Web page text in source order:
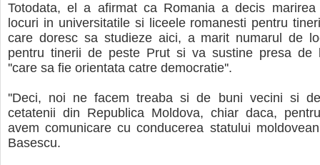
Totodata, el a afirmat ca Romania a decis marirea
locuri in universitatile si liceele romanesti pentru
care doresc sa studieze aici, a marit numarul de
pentru tinerii de peste Prut si va sustine presa de
''care sa fie orientata catre democratie''.
''Deci, noi ne facem treaba si de buni vecini si
cetatenii din Republica Moldova, chiar daca,
avem comunicare cu conducerea statului
Basescu.